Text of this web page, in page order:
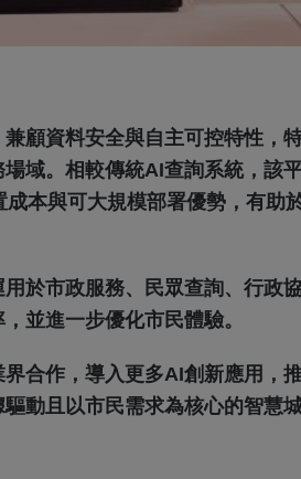
顧資料安全與自主可控特性，
域。相較傳統AI查詢系統，該
本與可大規模部署優勢，有助
於市政服務、民眾查詢、行政
並進一步優化市民體驗。
合作，導入更多AI創新應用，
動且以市民需求為核心的智慧